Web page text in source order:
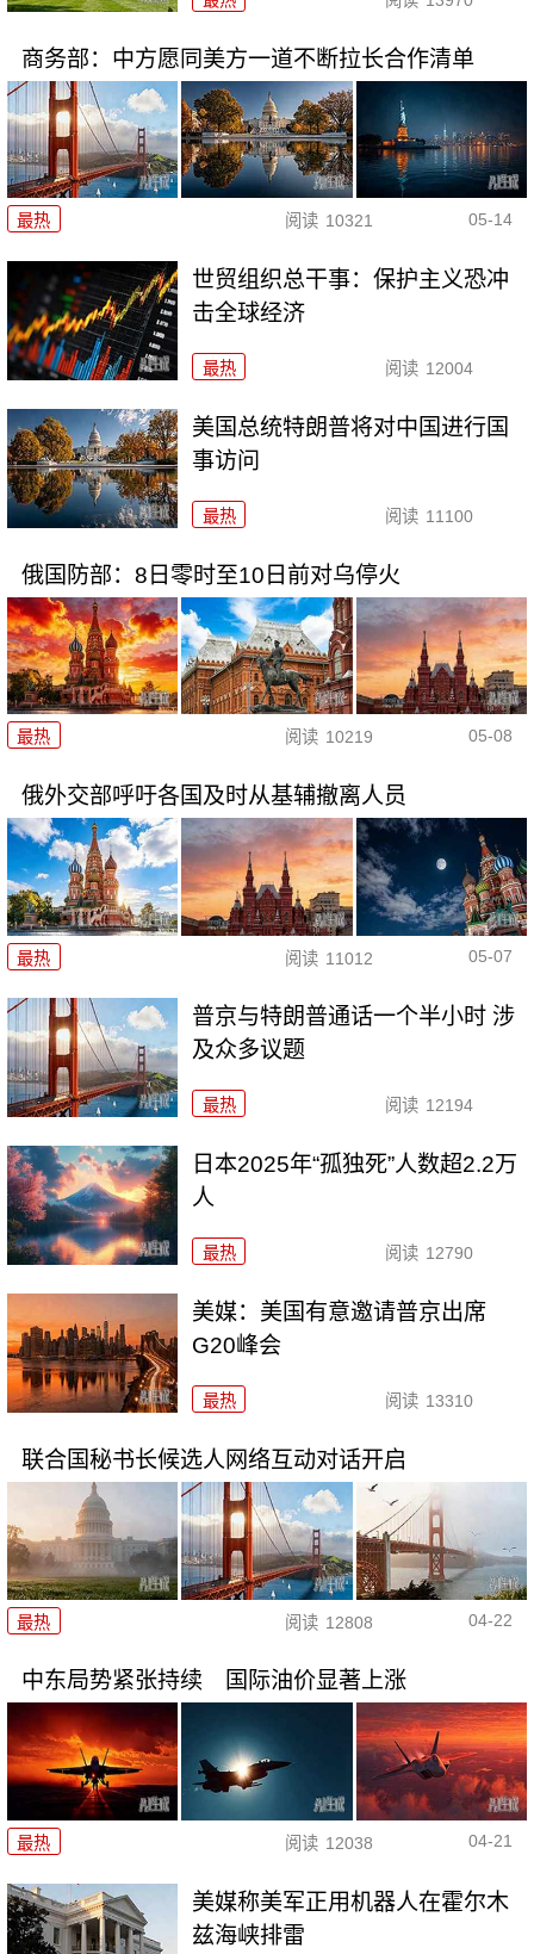
商务部：中方愿同美方一道不断拉长合作清单
最热 阅读 10321 05-14
世贸组织总干事：保护主义恐冲
击全球经济
最热 阅读 12004
美国总统特朗普将对中国进行国
事访问
最热 阅读 11100
俄国防部：8日零时至10日前对乌停火
最热 阅读 10219 05-08
俄外交部呼吁各国及时从基辅撤离人员
最热 阅读 11012 05-07
普京与特朗普通话一个半小时 涉
及众多议题
最热 阅读 12194
日本2025年“孤独死”人数超2.2万
人
最热 阅读 12790
美媒：美国有意邀请普京出席
G20峰会
最热 阅读 13310
联合国秘书长候选人网络互动对话开启
最热 阅读 12808 04-22
中东局势紧张持续 国际油价显著上涨
最热 阅读 12038 04-21
美媒称美军正用机器人在霍尔木
兹海峡排雷